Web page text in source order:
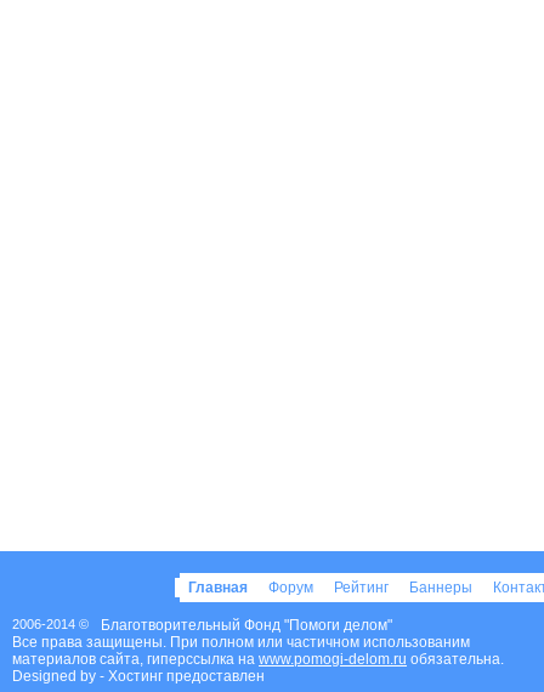
Главная Форум Рейтинг Баннеры
2006-2014 ©
Благотворительный Фонд "Помоги делом"
Все права защищены. При полном или частичном использованим
материалов сайта, гиперссылка на www.pomogi-delom.ru обязательна.
Designed by - Хостинг предоставлен